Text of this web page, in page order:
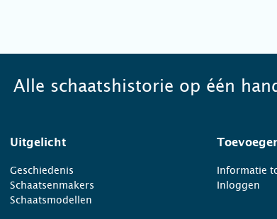
Alle schaatshistorie op één
Uitgelicht
Geschiedenis
Schaatsenmakers
Schaatsmodellen
Informatie
Inloggen